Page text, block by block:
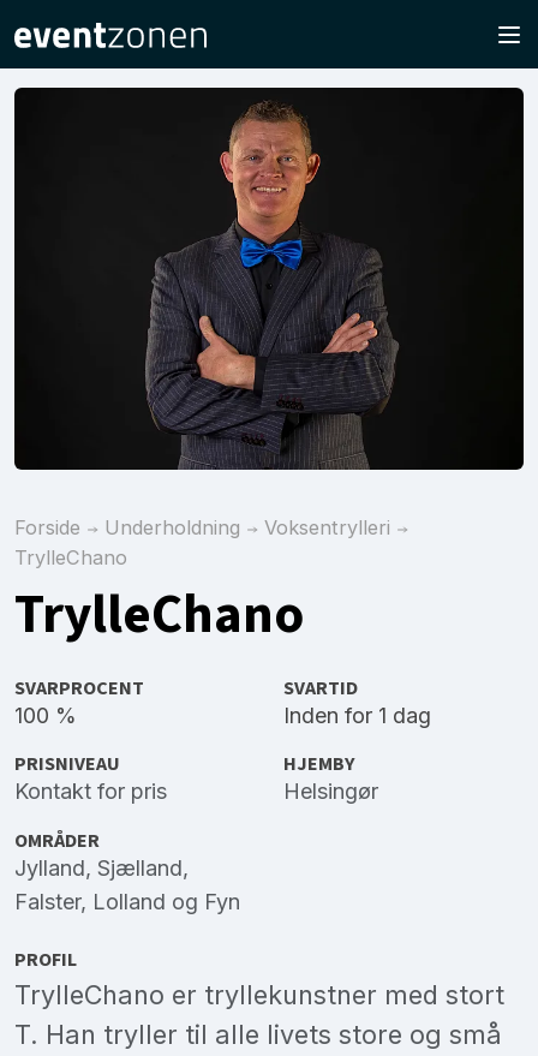
Forside Underholdning
Voksentrylleri
TrylleChano
TrylleChano
SVARPROCENT
100 %
SVARTID
Inden for 1 dag
PRISNIVEAU
Kontakt for pris
HJEMBY
Helsingør
OMRÅDER
Jylland, Sjælland,
Falster, Lolland og Fyn
PROFIL
TrylleChano er tryllekunstner med stort
T. Han tryller til alle livets store og små